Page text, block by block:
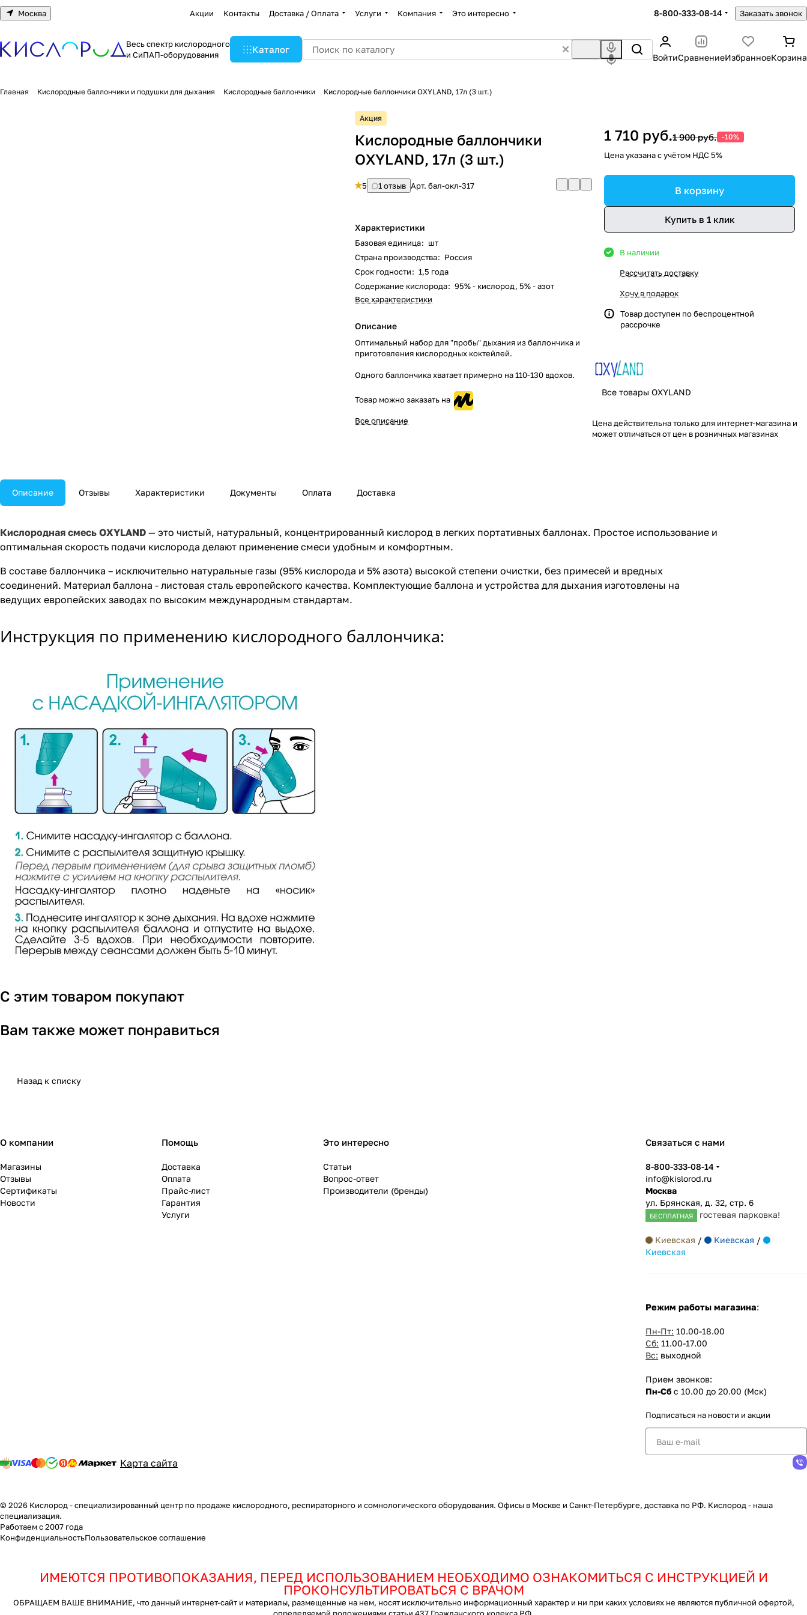
Москва Акции Контакты Доставка / Оплата Услуги Компания Это интересно 8-800-333-08-14 Заказать звонок
Весь спектр кислородного
и СиПАП-оборудования
Каталог
ВойтиСравнениеИзбранноеКорзина
Главная Кислородные баллончики и подушки для дыхания Кислородные баллончики Кислородные баллончики OXYLAND, 17л (3 шт.)
Акция
Кислородные баллончики
OXYLAND, 17л (3 шт.)
5 1 отзыв Арт.бал-окл-317
Характеристики
Базовая единица: шт
Страна производства: Россия
Срок годности: 1,5 года
Содержание кислорода: 95% - кислород, 5% - азот
Все характеристики
Описание
Оптимальный набор для "пробы" дыхания из баллончика и
приготовления кислородных коктейлей.
Одного баллончика хватает примерно на 110-130 вдохов.
Товар можно заказать на
Все описание
1 710 руб.1 900 руб. -10%
Цена указана с учётом НДС 5%
В корзину
Купить в 1 клик
В наличии
Рассчитать доставку
Хочу в подарок
Товар доступен побеспроцентной
рассрочке
Все товары OXYLAND
Цена действительна только для интернет-магазина и
может отличаться от цен в розничных магазинах
Описание Отзывы Характеристики Документы Оплата Доставка
Кислородная смесь OXYLAND — это чистый, натуральный, концентрированный кислород в легких портативных баллонах. Простое использование и
оптимальная скорость подачи кислорода делают применение смеси удобным и комфортным.
В составе баллончика – исключительно натуральные газы (95% кислорода и 5% азота) высокой степени очистки, без примесей и вредных
соединений. Материал баллона - листовая сталь европейского качества. Комплектующие баллона и устройства для дыхания изготовлены на
ведущих европейских заводах по высоким международным стандартам.
Инструкция по применению кислородного баллончика:
С этим товаром покупают
Вам также может понравиться
Назад к списку
О компании
Магазины
Отзывы
Сертификаты
Новости
Помощь
Доставка
Оплата
Прайс-лист
Гарантия
Услуги
Это интересно
Статьи
Вопрос-ответ
Производители (бренды)
Связаться с нами
8-800-333-08-14
info@kislorod.ru
Москва
ул. Брянская, д. 32, стр. 6
БЕСПЛАТНАЯ гостевая парковка!
Киевская / Киевская /
Киевская
Режим работы магазина:
Пн-Пт: 10.00-18.00
Сб: 11.00-17.00
Вс: выходной
Прием звонков:
Пн-Сб с 10.00 до 20.00 (Мск)
Подписаться на новости и акции
Карта сайта
© 2026 Кислород - специализированный центр по продаже кислородного, респираторного и сомнологического оборудования. Офисы в Москве и Санкт-Петербурге, доставка по РФ. Кислород - наша
специализация.
Работаем с 2007 года
КонфиденциальностьПользовательское соглашение
ИМЕЮТСЯ ПРОТИВОПОКАЗАНИЯ, ПЕРЕД ИСПОЛЬЗОВАНИЕМ НЕОБХОДИМО ОЗНАКОМИТЬСЯ С ИНСТРУКЦИЕЙ И
ПРОКОНСУЛЬТИРОВАТЬСЯ С ВРАЧОМ
ОБРАЩАЕМ ВАШЕ ВНИМАНИЕ, что данный интернет-сайт и материалы, размещенные на нем, носят исключительно информационный характер и ни при каких условиях не являются публичной офертой,